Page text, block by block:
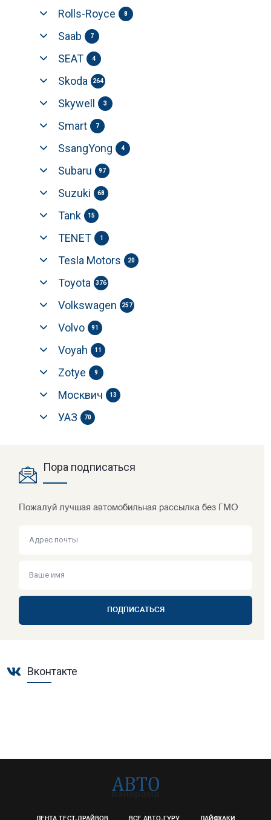
Rolls-Royce 8
Saab 7
SEAT 4
Skoda 264
Skywell 3
Smart 7
SsangYong 4
Subaru 97
Suzuki 68
Tank 15
TENET 1
Tesla Motors 20
Toyota 376
Volkswagen 257
Volvo 91
Voyah 11
Zotye 9
Москвич 13
УАЗ 70
Пора подписаться
Пожалуй лучшая автомобильная рассылка без ГМО
ПОДПИСАТЬСЯ
Вконтакте